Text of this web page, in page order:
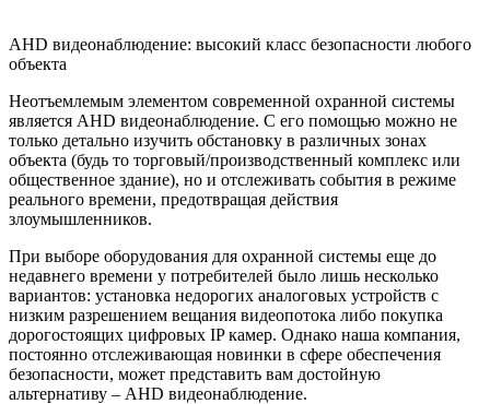
AHD видеонаблюдение: высокий класс безопасности любого
объекта
Неотъемлемым элементом современной охранной системы
является AHD видеонаблюдение. С его помощью можно не
только детально изучить обстановку в различных зонах
объекта (будь то торговый/производственный комплекс или
общественное здание), но и отслеживать события в режиме
реального времени, предотвращая действия
злоумышленников.
При выборе оборудования для охранной системы еще до
недавнего времени у потребителей было лишь несколько
вариантов: установка недорогих аналоговых устройств с
низким разрешением вещания видеопотока либо покупка
дорогостоящих цифровых IP камер. Однако наша компания,
постоянно отслеживающая новинки в сфере обеспечения
безопасности, может представить вам достойную
альтернативу – AHD видеонаблюдение.